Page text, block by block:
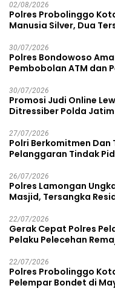
02/08/2026
Polres Probolinggo
Manusia Silver, Dua
30/07/2026
Polres Bondowoso
Pembobolan ATM dan
30/07/2026
Promosi Judi Online
Ditressiber Polda Jatim
27/07/2026
Polri Berkomitmen
Pelanggaran Tindak
26/07/2026
Polres Lamongan
Masjid, Tersangka
22/07/2026
Gerak Cepat Polres
Pelaku Pelecehan
22/07/2026
Polres Probolinggo
Pelempar Bondet di